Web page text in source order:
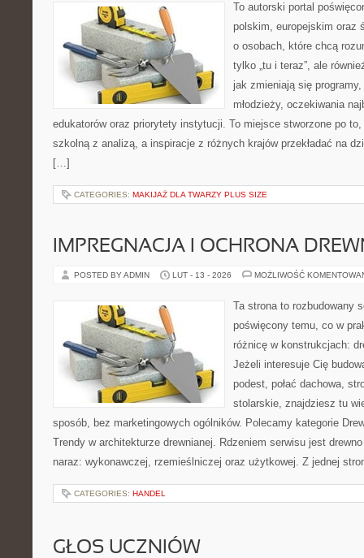
To autorski portal
polskim, europejskim oraz
o osobach, które chcą
tylko „tu i teraz”, ale
jak zmieniają się
młodzieży, oczekiwania
edukatorów oraz priorytety instytucji. To miejsce stworzone po
szkolną z analizą, a inspiracje z różnych krajów przekładać na
[…]
CATEGORIES: MAKIJAŻ DLA TWARZY PLUS SIZE
IMPREGNACJA I OCHRONA
POSTED BY ADMIN LUT - 13 - 2026 MOŻLIWOŚĆ
Ta strona to rozbudowany
poświęcony temu, co w
różnicę w konstrukcjach:
Jeżeli interesuje Cię
podest, połać dachowa,
stolarskie, znajdziesz tu
sposób, bez marketingowych ogólników. Polecamy kategorie
Trendy w architekturze drewnianej. Rdzeniem serwisu jest
naraz: wykonawczej, rzemieślniczej oraz użytkowej. Z jednej
CATEGORIES: HANDEL
GŁOS UCZNIÓW